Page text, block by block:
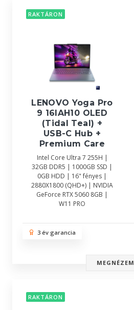
RAKTÁRON
LENOVO Yoga Pro
9 16IAH10 OLED
(Tidal Teal) +
USB-C Hub +
Premium Care
Intel Core Ultra 7 255H |
32GB DDR5 | 1000GB SSD |
0GB HDD | 16" fényes |
2880X1800 (QHD+) | NVIDIA
GeForce RTX 5060 8GB |
W11 PRO
3 év garancia
MEGNÉZEM
RAKTÁRON